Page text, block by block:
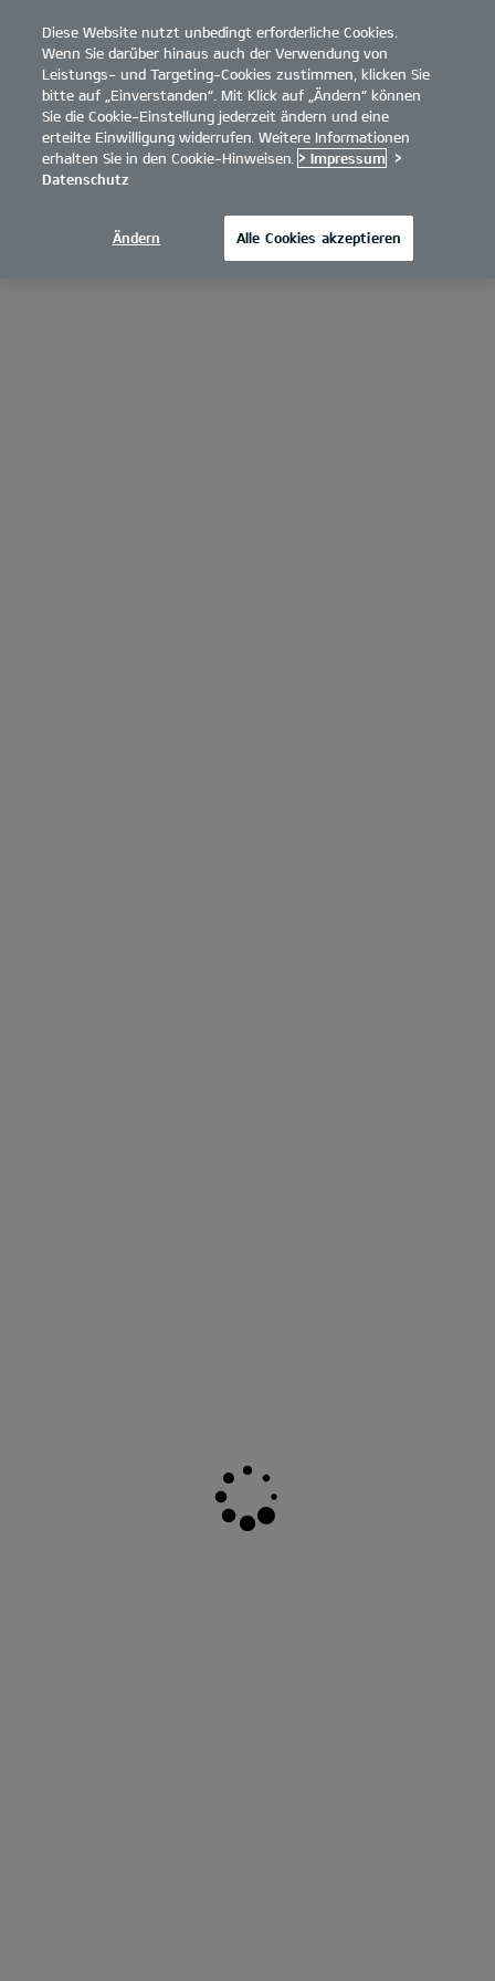
open
menu
Diese Website nutzt unbedingt erforderliche Cookies.
Wenn Sie darüber hinaus auch der Verwendung von
Leistungs- und Targeting-Cookies zustimmen, klicken Sie
bitte auf „Einverstanden“. Mit Klick auf „Ändern“ können
Sie die Cookie-Einstellung jederzeit ändern und eine
erteilte Einwilligung widerrufen. Weitere Informationen
erhalten Sie in den Cookie-Hinweisen. > Impressum >
Datenschutz
Ändern Alle Cookies akzeptieren